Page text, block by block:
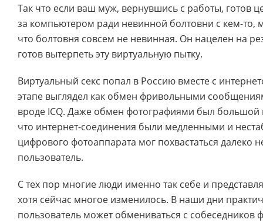
Так что если ваш муж, вернувшись с работы, готов
за компьютером ради невинной болтовни с кем-то,
что болтовня совсем не невинная. Он нацелен на
готов вытерпеть эту виртуальную пытку.
Виртуальный секс попал в Россию вместе с
этапе выглядел как обмен фривольными
вроде ICQ. Даже обмен фотографиями был
что интернет-соединения были медленными и
цифрового фотоаппарата мог похвастаться далеко
пользователь.
С тех пор многие люди именно так себе и
хотя сейчас многое изменилось. В наши дни
пользователь может обмениваться с собеседников